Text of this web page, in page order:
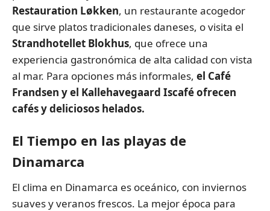
Restauration Løkken, un restaurante acogedor
que sirve platos tradicionales daneses, o visita el
Strandhotellet Blokhus, que ofrece una
experiencia gastronómica de alta calidad con vista
al mar. Para opciones más informales, el Café
Frandsen y el Kallehavegaard Iscafé ofrecen
cafés y deliciosos helados.
El Tiempo en las playas de
Dinamarca
El clima en Dinamarca es oceánico, con inviernos
suaves y veranos frescos. La mejor época para